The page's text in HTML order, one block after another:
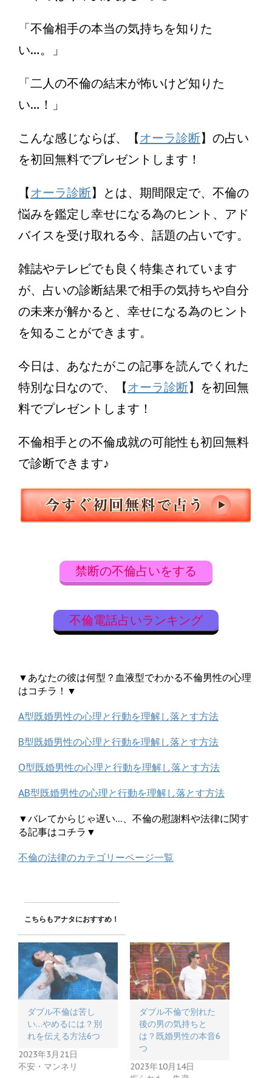
「不倫相手の本当の気持ちを知りた
い…。」
「二人の不倫の結末が怖いけど知りた
い…！」
こんな感じならば、【オーラ診断】の占い
を初回無料でプレゼントします！
【オーラ診断】とは、期間限定で、不倫の
悩みを鑑定し幸せになる為のヒント、アド
バイスを受け取れる今、話題の占いです。
雑誌やテレビでも良く特集されています
が、占いの診断結果で相手の気持ちや自分
の未来が解かると、幸せになる為のヒント
を知ることができます。
今日は、あなたがこの記事を読んでくれた
特別な日なので、【オーラ診断】を初回無
料でプレゼントします！
不倫相手との不倫成就の可能性も初回無料
で診断できます♪
禁断の不倫占いをする
不倫電話占いランキング
▼あなたの彼は何型？血液型でわかる不倫男性の心理
はコチラ！▼
A型既婚男性の心理と行動を理解し落とす方法
B型既婚男性の心理と行動を理解し落とす方法
O型既婚男性の心理と行動を理解し落とす方法
AB型既婚男性の心理と行動を理解し落とす方法
▼バレてからじゃ遅い…、不倫の慰謝料や法律に関す
る記事はコチラ▼
不倫の法律のカテゴリーページ一覧
こちらもアナタにおすすめ！
ダブル不倫は苦し
い…やめるには？別
れを伝える方法6つ
2023年3月21日
不安・マンネリ
ダブル不倫で別れた
後の男の気持ちと
は？既婚男性の本音6
つ
2023年10月14日